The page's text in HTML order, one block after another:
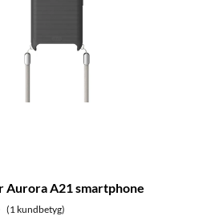
Aurora A21 smartphone
(1 kundbetyg)